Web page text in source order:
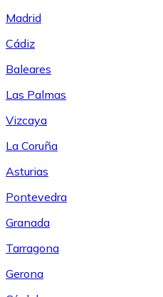
Madrid
Cádiz
Baleares
Las Palmas
Vizcaya
La Coruña
Asturias
Pontevedra
Granada
Tarragona
Gerona